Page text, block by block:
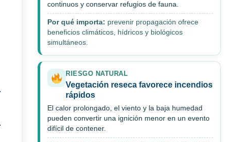
continuos y conservar refugios de fauna.
Por qué importa: prevenir propagación ofrece
beneficios climáticos, hídricos y biológicos
simultáneos.
RIESGO NATURAL
Vegetación reseca favorece incendios
rápidos
El calor prolongado, el viento y la baja humedad
pueden convertir una ignición menor en un evento
difícil de contener.